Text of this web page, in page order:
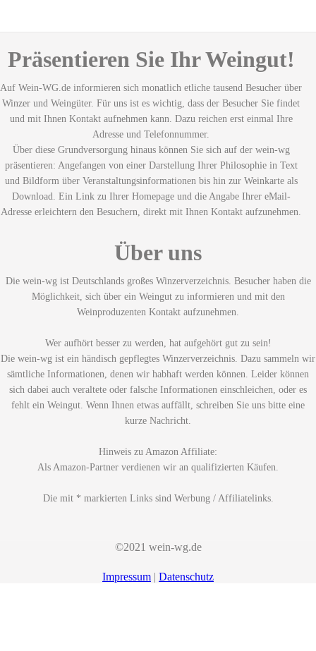
Präsentieren Sie Ihr Weingut!
Auf Wein-WG.de informieren sich monatlich etliche tausend Besucher über
Winzer und Weingüter. Für uns ist es wichtig, dass der Besucher Sie findet
und mit Ihnen Kontakt aufnehmen kann. Dazu reichen erst einmal Ihre
Adresse und Telefonnummer.
Über diese Grundversorgung hinaus können Sie sich auf der wein-wg
präsentieren: Angefangen von einer Darstellung Ihrer Philosophie in Text
und Bildform über Veranstaltungsinformationen bis hin zur Weinkarte als
Download. Ein Link zu Ihrer Homepage und die Angabe Ihrer eMail-
Adresse erleichtern den Besuchern, direkt mit Ihnen Kontakt aufzunehmen.
Über uns
Die wein-wg ist Deutschlands großes Winzerverzeichnis. Besucher haben die
Möglichkeit, sich über ein Weingut zu informieren und mit den
Weinproduzenten Kontakt aufzunehmen.
Wer aufhört besser zu werden, hat aufgehört gut zu sein!
Die wein-wg ist ein händisch gepflegtes Winzerverzeichnis. Dazu sammeln wir
sämtliche Informationen, denen wir habhaft werden können. Leider können
sich dabei auch veraltete oder falsche Informationen einschleichen, oder es
fehlt ein Weingut. Wenn Ihnen etwas auffällt, schreiben Sie uns bitte eine
kurze Nachricht.
Hinweis zu Amazon Affiliate:
Als Amazon-Partner verdienen wir an qualifizierten Käufen.
Die mit * markierten Links sind Werbung / Affiliatelinks.
©2021 wein-wg.de
Impressum | Datenschutz